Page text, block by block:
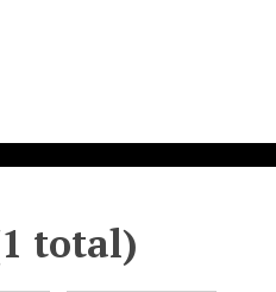
total)